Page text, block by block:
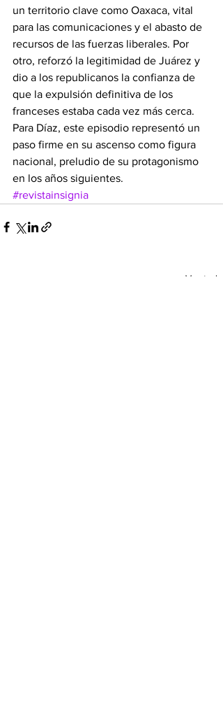
un territorio clave como Oaxaca, vital
para las comunicaciones y el abasto de
recursos de las fuerzas liberales. Por
otro, reforzó la legitimidad de Juárez y
dio a los republicanos la confianza de
que la expulsión definitiva de los
franceses estaba cada vez más cerca.
Para Díaz, este episodio representó un
paso firme en su ascenso como figura
nacional, preludio de su protagonismo
en los años siguientes.
#revistainsignia
Ver todo